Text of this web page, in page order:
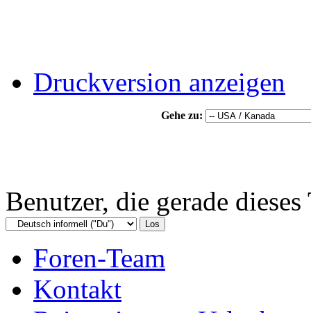
Druckversion anzeigen
Gehe zu:
Benutzer, die gerade
Foren-Team
Kontakt